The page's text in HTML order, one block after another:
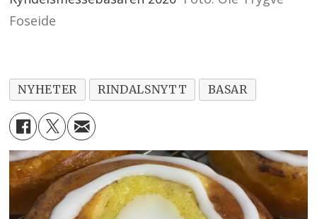
Foseide
NYHETER RINDALSNYTT BASAR